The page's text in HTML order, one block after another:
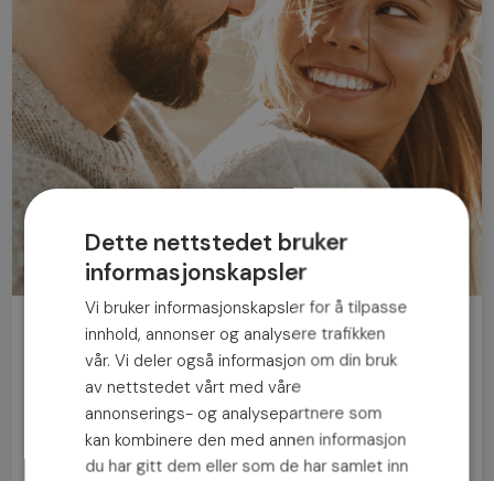
Bli medlem gratis!
Mann
Dette nettstedet bruker
informasjonskapsler
Vi bruker informasjonskapsler for å tilpasse
innhold, annonser og analysere trafikken
vår. Vi deler også informasjon om din bruk
av nettstedet vårt med våre
annonserings- og analysepartnere som
kan kombinere den med annen informasjon
du har gitt dem eller som de har samlet inn